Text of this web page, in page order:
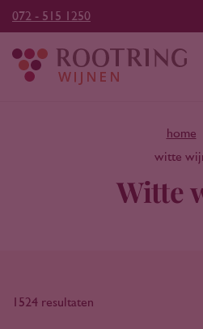
072 - 515 1250
home
witte
Witte
1524 resultaten